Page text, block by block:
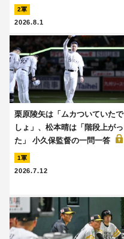
2軍
2026.8.1
栗原陵矢は「ムカついていたで
しょ」、松本晴は「階段上がっ
た」 小久保監督の一問一答
1軍
2026.7.12